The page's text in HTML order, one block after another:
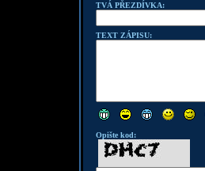
TVÁ PŘEZDÍVKA:
TEXT ZÁPISU:
Opište kod: